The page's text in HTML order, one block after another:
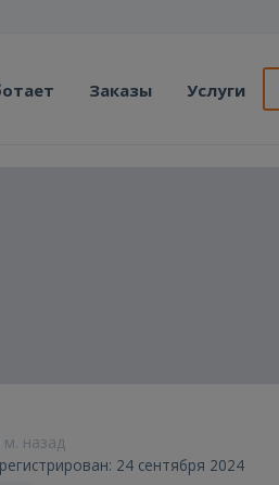
Заказы Услуги
м. назад
24 сентября 2024